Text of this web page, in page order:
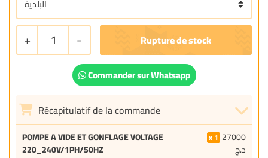
+ 1 -
Commander sur Whatsapp
Récapitulatif de la commande
POMPE A VIDE ET GONFLAGE VOLTAGE
220_240V/1PH/50HZ
1 27000
د.ج